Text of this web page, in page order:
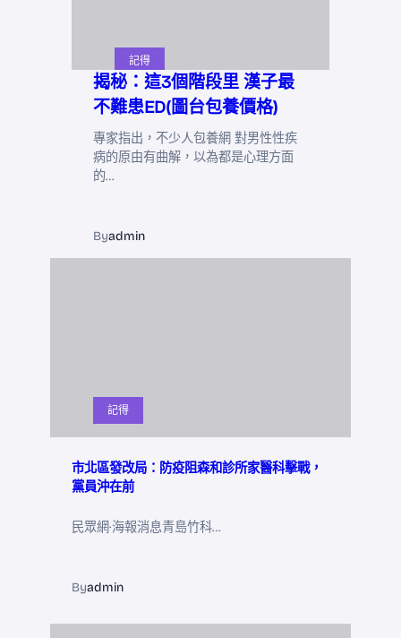
記得
揭秘：這3個階段里 漢子最
不難患ED(圖台包養價格)
專家指出，不少人包養網 對男性性疾
病的原由有曲解，以為都是心理方面
的…
Byadmin
記得
市北區發改局：防疫阻森和診所家醫科擊戰，
黨員沖在前
民眾網·海報消息青島竹科…
Byadmin